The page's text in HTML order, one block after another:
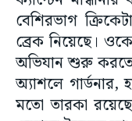
বেশিরভাগ
ব্রেক নিয়েছে।
অভিযান শুরু করতে
অ্যাশলে
মতো তারকা